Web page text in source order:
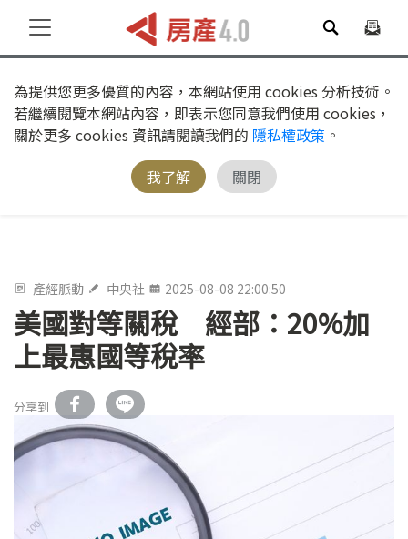
為提供您更多優質的內容，本網站使用 cookies 分析技術。
若繼續閱覽本網站內容，即表示您同意我們使用 cookies，
關於更多 cookies 資訊請閱讀我們的 隱私權政策 。
我了解
關閉
產經脈動 中央社 2025-08-08 22:00:50
美國對等關稅 經部：20%加
上最惠國等稅率
分享到